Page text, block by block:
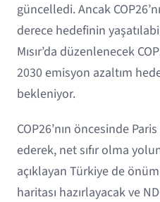
güncelledi. Ancak
derece hedefinin
Mısır’da düzenlenecek
2030 emisyon azaltım
bekleniyor.
COP26’nın öncesinde
ederek, net sıfır olma
açıklayan Türkiye de
haritası hazırlayacak ve